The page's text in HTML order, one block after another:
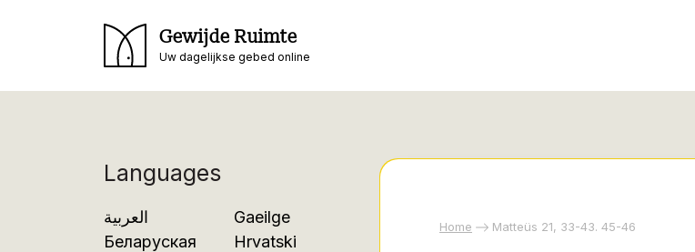
Gewijde Ruimte
Uw dagelijkse gebed online
Languages
العربية
Беларуская
Gaeilge
Hrvatski
Home Matteüs 21, 33-43. 45-46